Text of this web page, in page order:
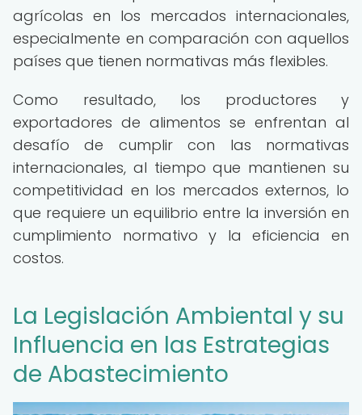
agrícolas en los mercados internacionales,
especialmente en comparación con aquellos
países que tienen normativas más flexibles.
Como resultado, los productores y
exportadores de alimentos se enfrentan al
desafío de cumplir con las normativas
internacionales, al tiempo que mantienen su
competitividad en los mercados externos, lo
que requiere un equilibrio entre la inversión en
cumplimiento normativo y la eficiencia en
costos.
La Legislación Ambiental y su
Influencia en las Estrategias
de Abastecimiento